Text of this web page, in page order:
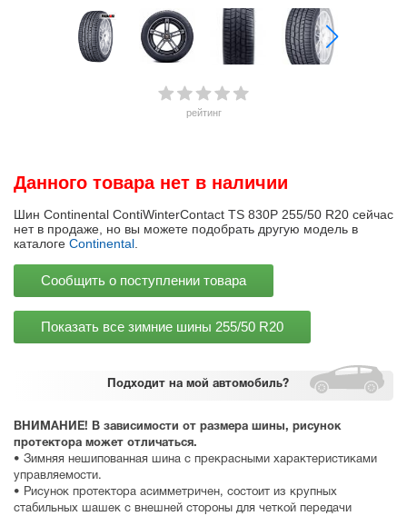
рейтинг
Подходит на мой автомобиль?
ВНИМАНИЕ! В зависимости от размера шины, рисунок
протектора может отличаться.
• Зимняя нешипованная шина с прекрасными характеристиками
управляемости.
• Рисунок протектора асимметричен, состоит из крупных
стабильных шашек с внешней стороны для четкой передачи
Данного товара нет в наличии
Шин Continental ContiWinterContact TS 830P 255/50 R20 сейчас
нет в продаже, но вы можете подобрать другую модель в
каталоге Continental
Сообщить о поступлении товара
Показать все зимние шины 255/50 R20